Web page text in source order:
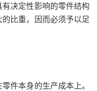
决定性影响的零件结构
比重，因而必须予以足
本身的生产成本上。